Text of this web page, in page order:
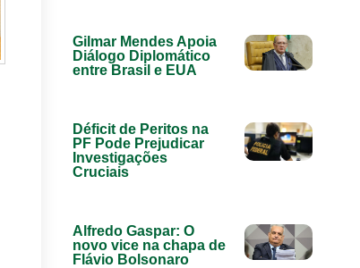
Gilmar Mendes Apoia
Diálogo Diplomático
entre Brasil e EUA
Déficit de Peritos na
PF Pode Prejudicar
Investigações
Cruciais
Alfredo Gaspar: O
novo vice na chapa de
Flávio Bolsonaro